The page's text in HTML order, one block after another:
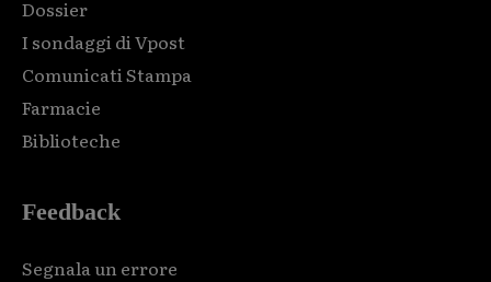
Dossier
I sondaggi di Vpost
Comunicati Stampa
Farmacie
Biblioteche
Feedback
Segnala un errore